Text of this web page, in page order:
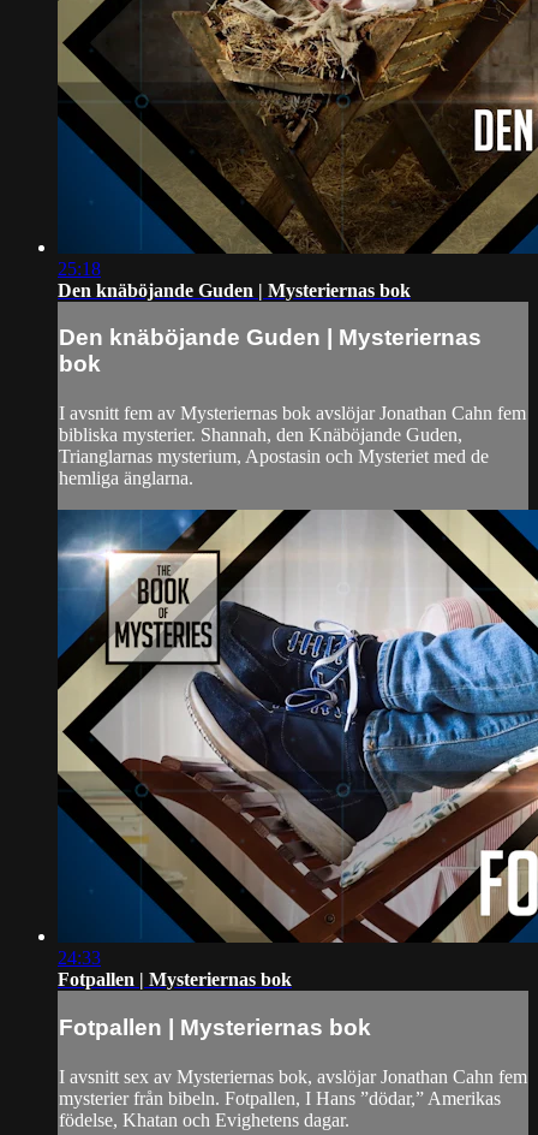
25:18
Den knäböjande Guden | Mysteriernas bok
Den knäböjande Guden | Mysteriernas
bok
I avsnitt fem av Mysteriernas bok avslöjar Jonathan Cahn fem
bibliska mysterier. Shannah, den Knäböjande Guden,
Trianglarnas mysterium, Apostasin och Mysteriet med de
hemliga änglarna.
24:33
Fotpallen | Mysteriernas bok
Fotpallen | Mysteriernas bok
I avsnitt sex av Mysteriernas bok, avslöjar Jonathan Cahn fem
mysterier från bibeln. Fotpallen, I Hans ”dödar,” Amerikas
födelse, Khatan och Evighetens dagar.